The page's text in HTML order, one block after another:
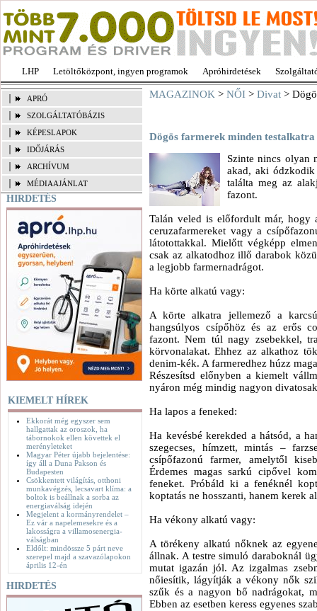
LHP Letöltőközpont, ingyen programok Apróhirdetések
APRÓ
SZOLGÁLTATÓBÁZIS
KÉPESLAPOK
IDŐJÁRÁS
ARCHÍVUM
MÉDIAAJÁNLAT
HIRDETÉS
KIEMELT HÍREK
Ekkorát még egyszer sem
hallgattak az oroszok, ha
tábornokok ellen követtek el
merényleteket
Magyar Péter újabb bejelentése:
így áll a Duna Pakson és
Budapesten
Csökkentett világítás, otthoni
munkavégzés, lecsavart klíma: a
boltok is beállnak a sorba az
energiaválság idején
Megjelent a kormányrendelet –
Ez vár a napelemesekre és a
lakosságra a villamosenergia-
válságban
Eldőlt: mindössze 5 párt neve
szerepel majd a szavazólapokon
április 12-én
HIRDETÉS
MAGAZINOK > NŐI > Divat >
Dögös farmerek minden testalkatra
Szinte nincs olyan
akad, aki ódzkodik
találta meg az
fazont.
Talán veled is előfordult már, hogy
ceruzafarmereket vagy a
látotottakkal. Mielőtt végképp
csak az alkatodhoz illő darabok
a legjobb farmernadrágot.
Ha körte alkatú vagy:
A körte alkatra jellemező a
hangsúlyos csípőhöz és az erős
fazont. Nem túl nagy zsebekkel,
körvonalakat. Ehhez az alkathoz
denim-kék. A farmeredhez húzz
Részesítsd előnyben a kiemelt
nyáron még mindig nagyon
Ha lapos a feneked:
Ha kevésbé kerekded a hátsód, a
szegecses, hímzett, mintás –
csípőfazonú farmer, amelytől
Érdemes magas sarkú cipővel
feneket. Próbáld ki a fenéknél
koptatás ne hosszanti, hanem kerek
Ha vékony alkatú vagy:
A törékeny alkatú nőknek az
állnak. A testre simuló daraboknál
mutat igazán jól. Az izgalmas
nőiesítik, lágyítják a vékony nők
szűk és a nagyon bő nadrágokat,
Ebben az esetben keress egyenes